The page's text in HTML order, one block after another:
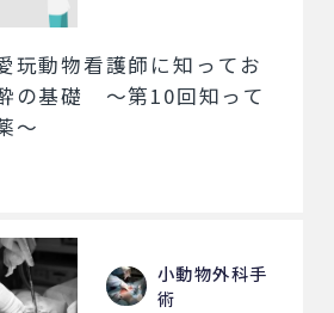
玩動物看護師に知ってお
の基礎 ～第10回知って
～
小動物外科手
術